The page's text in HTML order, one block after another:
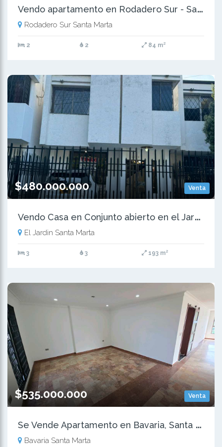
V
endo apartamento en Rodadero Sur - Santa Marta
Rodadero Sur Santa Marta
2 2 84 m²
Venta
$480.000.000
V
endo Casa en Conjunto abierto en el Jardin, Santa Marta
El Jardin Santa Marta
3 3 193 m²
Venta
$535.000.000
S
e Vende Apartamento en Bavaria, Santa Marta
Bavaria Santa Marta